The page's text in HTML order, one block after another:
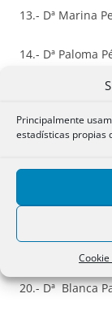
Principalmente
estadísticas propias
Cookie
13.- Dª Marina
14.- Dª Paloma
15.- Dª Sofía
16.- Dª
17.- Dª Rosa de
18.- Dª Naiara
20.- Dª Blanca